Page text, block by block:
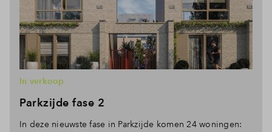
Parkzijde fase 2
In verkoop
In deze nieuwste fase in Parkzijde komen 24 woningen: